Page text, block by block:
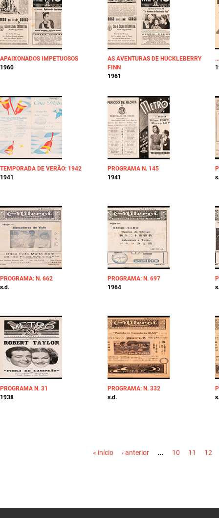
APAIXONADOS IMPETUOSOS
1960
AS AVENTURAS DE HUCKLEBERRY
FINN
1961
TEMPORADA DE VERÃO: 1942
1941
PROGRAMA N. 145
1941
PROGRAMA: N. 662
s.d.
PROGRAMA: N. 697
1964
PROGRAMA N. 31
1938
PROGRAMA: N. 332
s.d.
« início ‹ anterior … 10 11 12